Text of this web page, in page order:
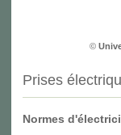
©
Prises
Normes